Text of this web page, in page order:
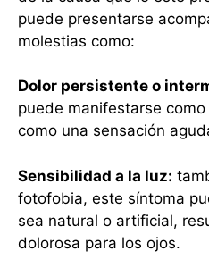
puede presentarse
molestias como:
Dolor persistente o
puede manifestarse
como una sensación
Sensibilidad a la luz:
fotofobia, este síntoma
sea natural o artificial,
dolorosa para los ojos.